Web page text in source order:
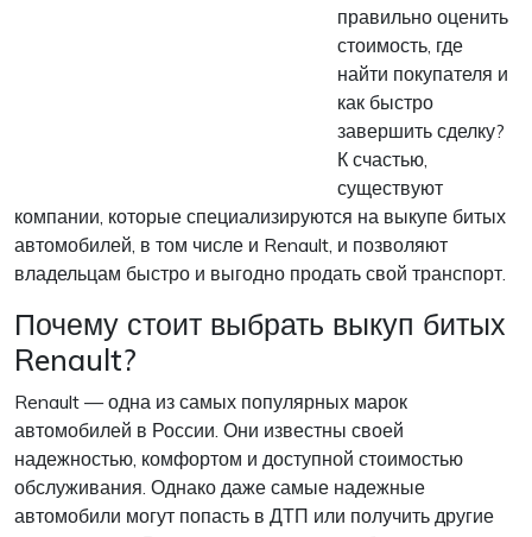
правильно оценить
стоимость, где
найти покупателя и
как быстро
завершить сделку?
К счастью,
существуют
компании, которые специализируются на выкупе битых
автомобилей, в том числе и Renault, и позволяют
владельцам быстро и выгодно продать свой транспорт.
Почему стоит выбрать выкуп битых
Renault?
Renault — одна из самых популярных марок
автомобилей в России. Они известны своей
надежностью, комфортом и доступной стоимостью
обслуживания. Однако даже самые надежные
автомобили могут попасть в ДТП или получить другие